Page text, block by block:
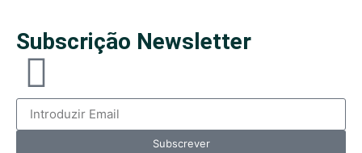
Subscrição Newsletter
Subscrever